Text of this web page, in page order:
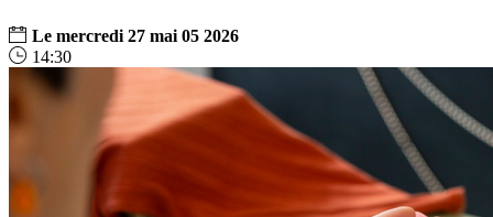
Le mercredi 27 mai 05 2026
14:30